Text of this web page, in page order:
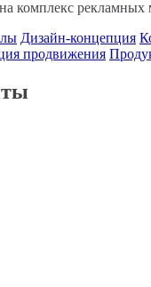
комплекс рекламных
Дизайн-концепция
продвижения